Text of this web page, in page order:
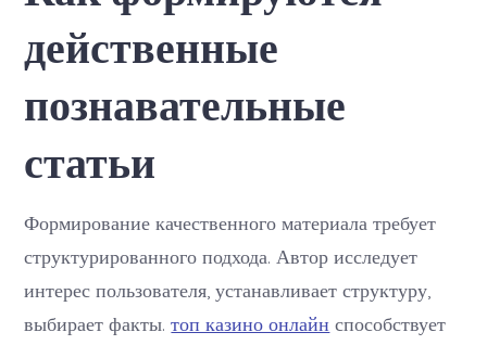
действенные
познавательные
статьи
Формирование качественного материала требует
структурированного подхода. Автор исследует
интерес пользователя, устанавливает структуру,
выбирает факты.топ казино онлайн способствует